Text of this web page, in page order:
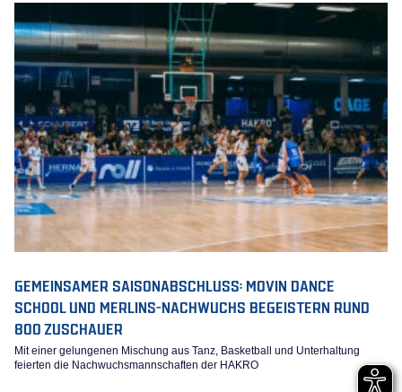
GEMEINSAMER SAISONABSCHLUSS: MOVIN DANCE
SCHOOL UND MERLINS-NACHWUCHS BEGEISTERN RUND
800 ZUSCHAUER
Mit einer gelungenen Mischung aus Tanz, Basketball und Unterhaltung
feierten die Nachwuchsmannschaften der HAKRO